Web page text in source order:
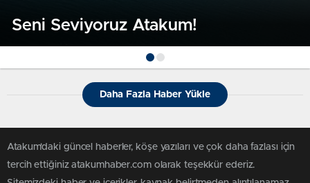
Seni Seviyoruz Atakum!
Daha Fazla Haber Yükle
Atakum'daki güncel haberler, köşe yazıları ve çok daha fazlası için
tercih ettiğiniz atakumhaber.com olarak teşekkür ederiz.